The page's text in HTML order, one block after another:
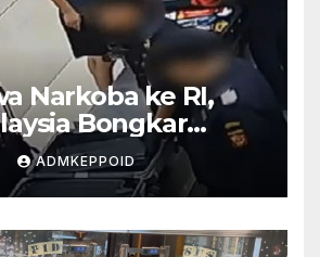
Narkoba ke RI,
Bongkar
di Balik
ADMKEPPOID